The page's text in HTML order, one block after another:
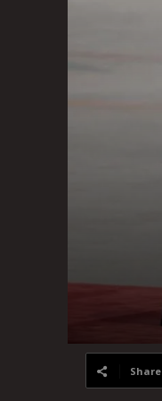
Share